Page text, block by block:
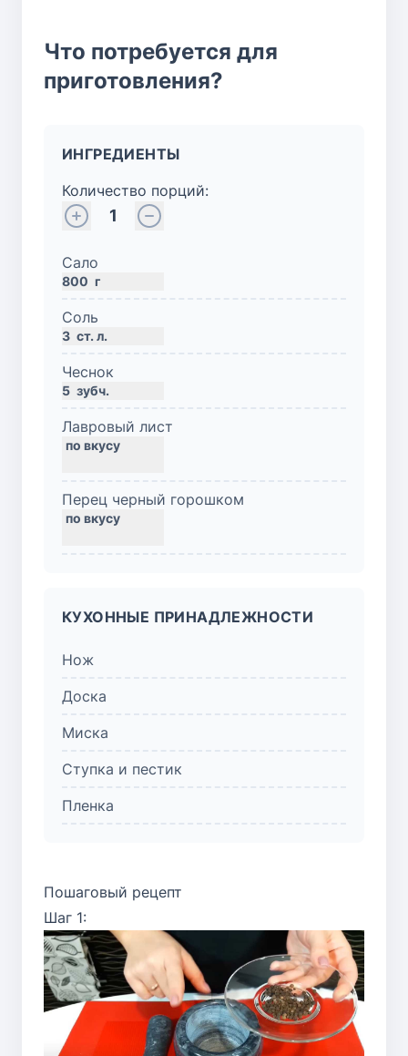
Что потребуется для
приготовления?
ИНГРЕДИЕНТЫ
Количество порций:
1
Сало
800 г
Соль
3 ст. л.
Чеснок
5 зубч.
Лавровый лист
Перец черный горошком
КУХОННЫЕ ПРИНАДЛЕЖНОСТИ
Нож
Доска
Миска
Ступка и пестик
Пленка
Пошаговый рецепт
Шаг 1: